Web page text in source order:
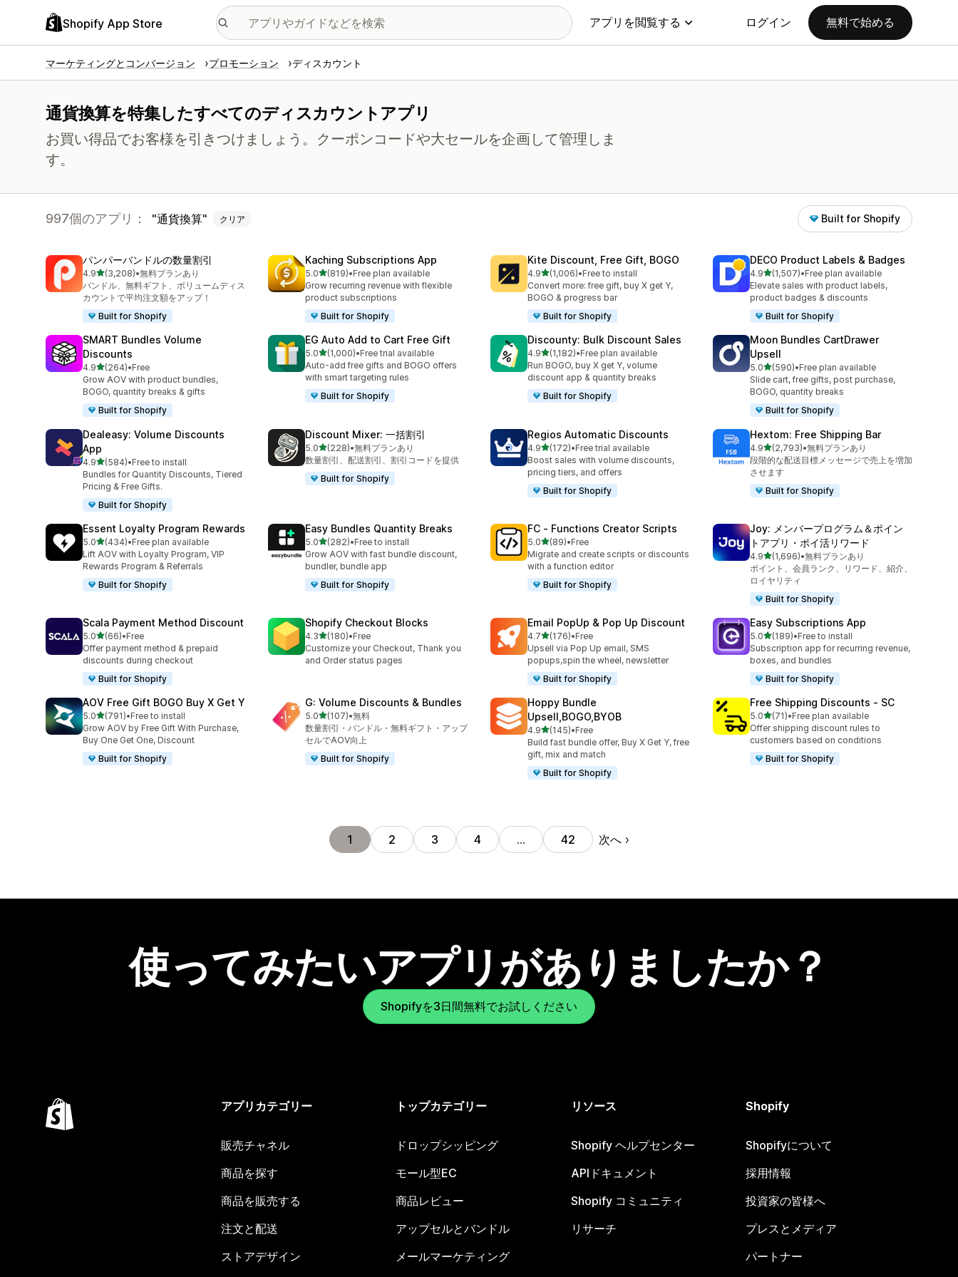
Shopify App Store アプリを閲覧する ログイン 無料で始める
マーケティングとコンバージョン プロモーション ディスカウント
通貨換算を特集したすべてのディスカウントアプリ
お買い得品でお客様を引きつけましょう。クーポンコードや大セールを企画して管理しま
す。
997個のアプリ： 通貨換算 クリア Built for Shopify
パンパーバンドルの数量割引
4.95つ星中
(3,208)
合計レビュー数：3208件
•無料プランあり
バンドル、無料ギフト、ボリュームディス
カウントで平均注文額をアップ！
Built for Shopify
Kaching Subscriptions App
5.05つ星中
(819)
合計レビュー数：819件
•Free plan available
Grow recurring revenue with flexible
product subscriptions
Built for Shopify
Kite Discount, Free Gift, BOGO
4.95つ星中
(1,006)
合計レビュー数：1006件
•Free to install
Convert more: free gift, buy X get Y,
BOGO & progress bar
Built for Shopify
DECO Product Labels & Badges
4.95つ星中
(1,507)
合計レビュー数：1507件
•Free plan available
Elevate sales with product labels,
product badges & discounts
Built for Shopify
SMART Bundles Volume
Discounts
4.95つ星中
(264)
合計レビュー数：264件
•Free
Grow AOV with product bundles,
BOGO, quantity breaks & gifts
Built for Shopify
EG Auto Add to Cart Free Gift
5.05つ星中
(1,000)
合計レビュー数：1000件
•Free trial available
Auto-add free gifts and BOGO offers
with smart targeting rules
Built for Shopify
Discounty: Bulk Discount Sales
4.95つ星中
(1,182)
合計レビュー数：1182件
•Free plan available
Run BOGO, buy X get Y, volume
discount app & quantity breaks
Built for Shopify
Moon Bundles CartDrawer
Upsell
5.05つ星中
(590)
合計レビュー数：590件
•Free plan available
Slide cart, free gifts, post purchase,
BOGO, quantity breaks
Built for Shopify
Dealeasy: Volume Discounts
App
4.95つ星中
(584)
合計レビュー数：584件
•Free to install
Bundles for Quantity Discounts, Tiered
Pricing & Free Gifts.
Built for Shopify
Discount Mixer: 一括割引
5.05つ星中
(228)
合計レビュー数：228件
•無料プランあり
数量割引、配送割引、割引コードを提供
Built for Shopify
Regios Automatic Discounts
4.95つ星中
(172)
合計レビュー数：172件
•Free trial available
Boost sales with volume discounts,
pricing tiers, and offers
Built for Shopify
Hextom: Free Shipping Bar
4.95つ星中
(2,793)
合計レビュー数：2793件
•無料プランあり
段階的な配送目標メッセージで売上を増加
させます
Built for Shopify
Essent Loyalty Program Rewards
5.05つ星中
(434)
合計レビュー数：434件
•Free plan available
Lift AOV with Loyalty Program, VIP
Rewards Program & Referrals
Built for Shopify
Easy Bundles Quantity Breaks
5.05つ星中
(282)
合計レビュー数：282件
•Free to install
Grow AOV with fast bundle discount,
bundler, bundle app
Built for Shopify
FC ‑ Functions Creator Scripts
5.05つ星中
(89)
合計レビュー数：89件
•Free
Migrate and create scripts or discounts
with a function editor
Built for Shopify
Joy: メンバープログラム＆ポイン
トアプリ・ポイ活リワード
4.95つ星中
(1,696)
合計レビュー数：1696件
•無料プランあり
ポイント、会員ランク、リワード、紹介、
ロイヤリティ
Built for Shopify
Scala Payment Method Discount
5.05つ星中
(66)
合計レビュー数：66件
•Free
Offer payment method & prepaid
discounts during checkout
Built for Shopify
Shopify Checkout Blocks
4.35つ星中
(180)
合計レビュー数：180件
•Free
Customize your Checkout, Thank you
and Order status pages
Email PopUp & Pop Up Discount
4.75つ星中
(176)
合計レビュー数：176件
•Free
Upsell via Pop Up email, SMS
popups,spin the wheel, newsletter
Built for Shopify
Easy Subscriptions App
5.05つ星中
(189)
合計レビュー数：189件
•Free to install
Subscription app for recurring revenue,
boxes, and bundles
Built for Shopify
AOV Free Gift BOGO Buy X Get Y
5.05つ星中
(791)
合計レビュー数：791件
•Free to install
Grow AOV by Free Gift With Purchase,
Buy One Get One, Discount
Built for Shopify
G: Volume Discounts & Bundles
5.05つ星中
(107)
合計レビュー数：107件
•無料
数量割引・バンドル・無料ギフト・アップ
セルでAOV向上
Built for Shopify
Hoppy Bundle
Upsell,BOGO,BYOB
4.95つ星中
(145)
合計レビュー数：145件
•Free
Build fast bundle offer, Buy X Get Y, free
gift, mix and match
Built for Shopify
Free Shipping Discounts ‑ SC
5.05つ星中
(71)
合計レビュー数：71件
•Free plan available
Offer shipping discount rules to
customers based on conditions
Built for Shopify
1 2 3 4 … 42 次へ
使ってみたいアプリがありましたか？
Shopifyを3日間無料でお試しください
アプリカテゴリー
販売チャネル
商品を探す
商品を販売する
注文と配送
ストアデザイン
トップカテゴリー
ドロップシッピング
モール型EC
商品レビュー
アップセルとバンドル
メールマーケティング
リソース
Shopify ヘルプセンター
APIドキュメント
Shopify コミュニティ
リサーチ
Shopify
Shopifyについて
採用情報
投資家の皆様へ
プレスとメディア
パートナー